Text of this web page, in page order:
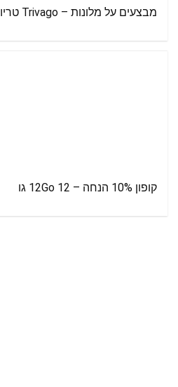
מבצעים על מלונות – Trivago טריווגו
קופון 10% הנחה – 12Go 12 גו